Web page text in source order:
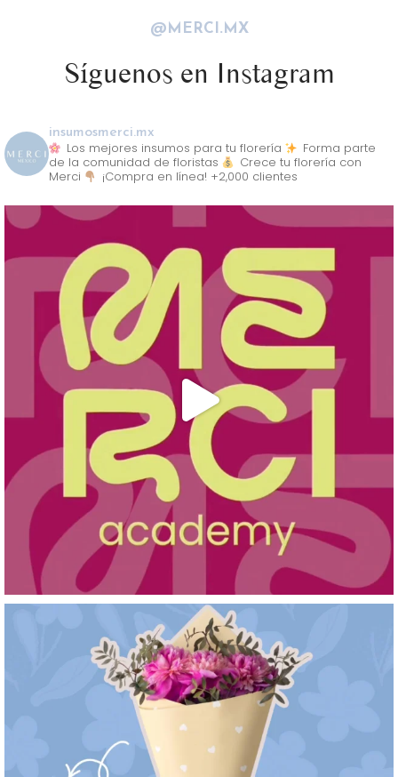
@MERCI.MX
Síguenos en Instagram
insumosmerci.mx
Los mejores insumos para tu florería
Forma parte
de la comunidad de floristas
Crece tu florería con
Merci
¡Compra en línea! +2,000 clientes